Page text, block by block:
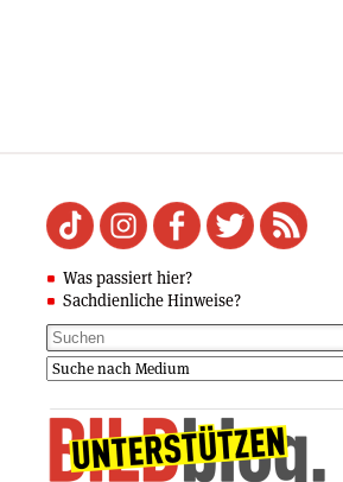
Was passiert hier?
Sachdienliche Hinweise?